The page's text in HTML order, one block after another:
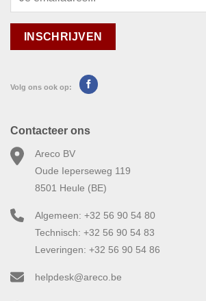
Volg ons ook op:
Contacteer ons
Areco BV
Oude Ieperseweg 119
8501 Heule (BE)
Algemeen: +32 56 90 54 80
Technisch: +32 56 90 54 83
Leveringen: +32 56 90 54 86
helpdesk@areco.be